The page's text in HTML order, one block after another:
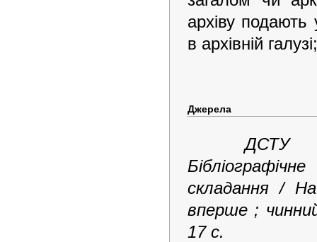
архіву подають
в архівній
Джерела
ДСТУ
складання /
вперше ;
17 с.